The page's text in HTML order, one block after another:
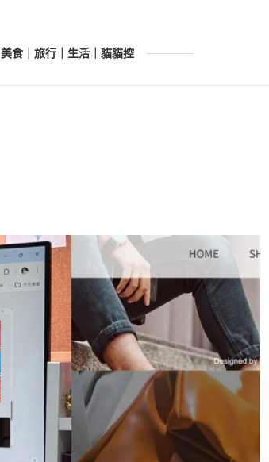
美食｜旅行｜生活｜貓貓控